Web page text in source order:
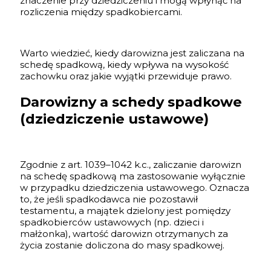
rozliczenia między spadkobiercami.
Warto wiedzieć, kiedy darowizna jest zaliczana na
schedę spadkową, kiedy wpływa na wysokość
zachowku oraz jakie wyjątki przewiduje prawo.
Darowizny a schedy spadkowe
(dziedziczenie ustawowe)
Zgodnie z art. 1039–1042 k.c., zaliczanie darowizn
na schedę spadkową ma zastosowanie wyłącznie
w przypadku dziedziczenia ustawowego. Oznacza
to, że jeśli spadkodawca nie pozostawił
testamentu, a majątek dzielony jest pomiędzy
spadkobierców ustawowych (np. dzieci i
małżonka), wartość darowizn otrzymanych za
życia zostanie doliczona do masy spadkowej.